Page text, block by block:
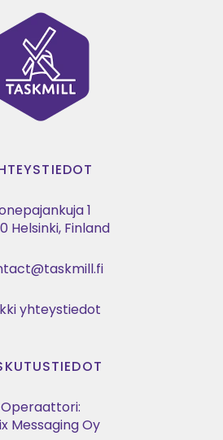
1
Helsinki, Finland
yhteystiedot
Operaattori:
Messaging Oy